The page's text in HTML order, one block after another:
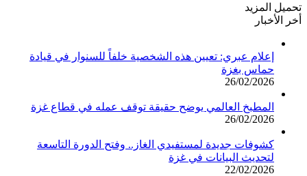
تحميل المزيد
أخر الأخبار
إعلام عبري: تعيين هذه الشخصية خلفاً للسنوار في قيادة
حماس بغزة
26/02/2026
المطبخ العالمي يوضح حقيقة توقف عمله في قطاع غزة
26/02/2026
كشوفات جديدة لمستفيدي الغاز.. وفتح الدورة التاسعة
لتحديث البيانات في غزة
22/02/2026